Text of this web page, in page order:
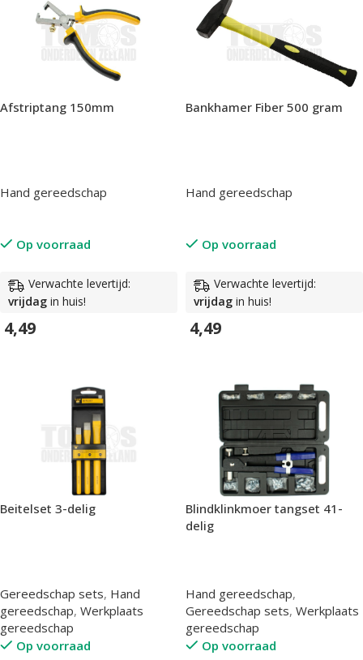
Afstriptang 150mm
Hand gereedschap
Op voorraad
Verwachte levertijd:
vrijdag in huis!
4,49
Bankhamer Fiber 500 gram
Hand gereedschap
Op voorraad
Verwachte levertijd:
vrijdag in huis!
4,49
Beitelset 3-delig
Gereedschap sets, Hand
gereedschap, Werkplaats
gereedschap
Op voorraad
Blindklinkmoer tangset 41-
delig
Hand gereedschap,
Gereedschap sets, Werkplaats
gereedschap
Op voorraad